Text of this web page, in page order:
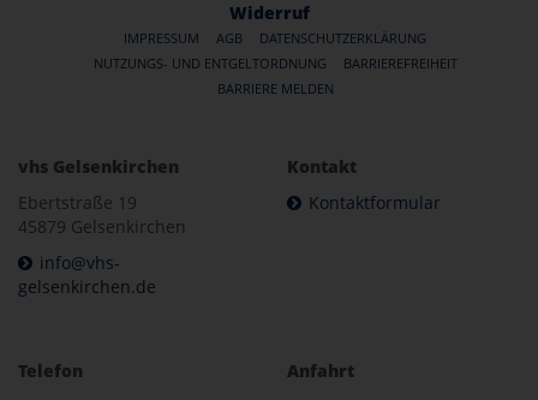
Widerruf
IMPRESSUM AGB
DATENSCHUTZERKLÄRUNG
NUTZUNGS- UND ENTGELTORDNUNG
BARRIEREFREIHEIT
BARRIERE MELDEN
vhs Gelsenkirchen
Ebertstraße 19
45879 Gelsenkirchen
info@vhs-
gelsenkirchen.de
Kontakt
Kontaktformular
Telefon
Anfahrt